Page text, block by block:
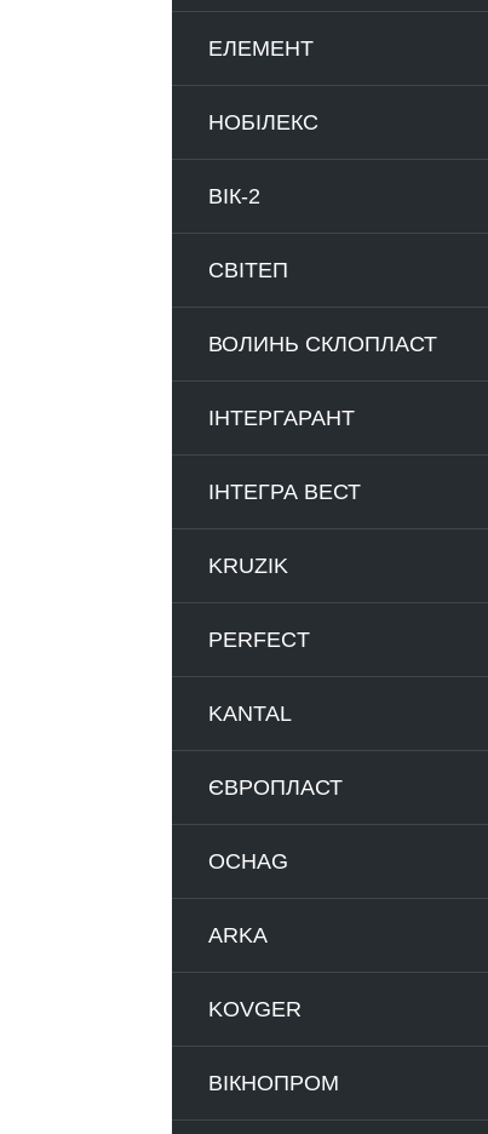
ЕЛЕМЕНТ
НОБІЛЕКС
ВІК-2
СВІТЕП
ВОЛИНЬ СКЛОПЛАСТ
ІНТЕРГАРАНТ
ІНТЕГРА ВЕСТ
KRUZIK
PERFECT
KANTAL
ЄВРОПЛАСТ
OCHAG
ARKA
KOVGER
ВІКНОПРОМ